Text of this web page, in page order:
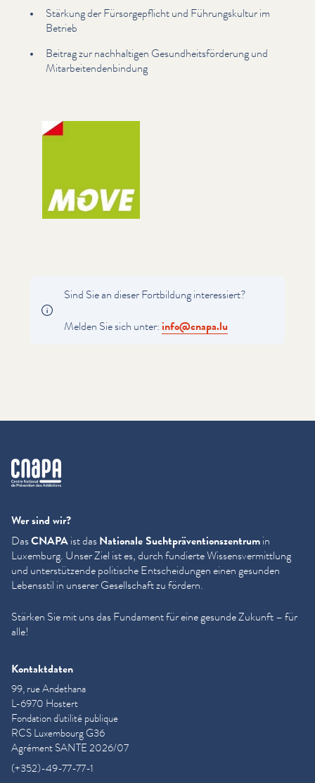
Stärkung der Für­sorgepflicht und Führungskul­tur im
Betrieb
Beitrag zur nach­halti­gen Gesund­heits­förderung und
Mitar­bei­t­en­den­bindung
Sind Sie an dieser Fortbildung inter­essiert?
Melden Sie sich unter: info@​cnapa.​lu
cnapa
Wer sind wir?
DasCNAPAist dasNationale Sucht­präven­tion­szen­trumin
Luxemburg. Unser Ziel ist es, durch fundierte Wis­sensver­mit­tlung
und unter­stützende politische Entschei­dun­gen einen gesunden
Lebensstil in unserer Gesellschaft zu fördern.
Stärken Sie mit uns das Fundament für eine gesunde Zukunft – für
alle!
Kontaktdaten
99, rue Andethana
L-6970 Hostert
Fondation d'utilité publique
RCS Luxembourg G36
Agrément SANTE 2026/07
(+352)-49-77-77-1